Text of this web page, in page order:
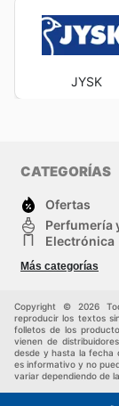
JYSK
CATEGORÍAS
Ofertas
Perfumería
Electrónica
Deporte
Juguetes y
Más categorías
Copyright © 2026
reproducir los textos
folletos de los
vienen de
desde y hasta la fecha
es informativo y no
variar dependiendo de